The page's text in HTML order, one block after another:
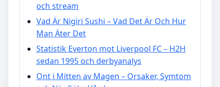
och stream
Vad Är Nigiri Sushi – Vad Det Är Och Hur
Man Äter Det
Statistik Everton mot Liverpool FC – H2H
sedan 1995 och derbyanalys
Ont i Mitten av Magen – Orsaker, Symtom